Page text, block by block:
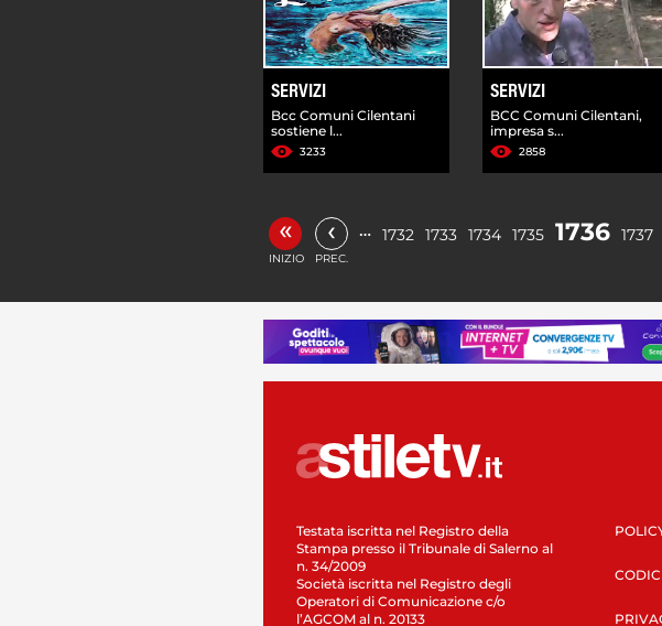
SERVIZI
Bcc Comuni Cilentani
sostiene l...
3233
SERVIZI
BCC Comuni Cilentani,
impresa s...
2858
«
INIZIO
‹
PREC.
… 1732 1733 1734 1735 1736 1737
Testata iscritta nel Registro della
Stampa presso il Tribunale di Salerno al
n. 34/2009
Società iscritta nel Registro degli
Operatori di Comunicazione c/o
l’AGCOM al n. 20133